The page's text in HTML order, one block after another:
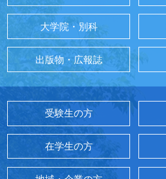
大学院・別科
出版物・広報誌
受験生の方
在学生の方